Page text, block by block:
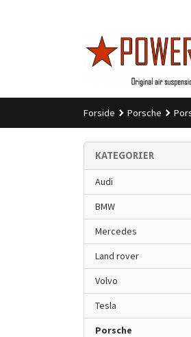
Forside Porsche
KATEGORIER
Audi
BMW
Mercedes
Land rover
Volvo
Tesla
Porsche